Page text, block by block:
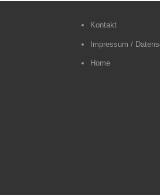
Kontakt
Impressum /
Home